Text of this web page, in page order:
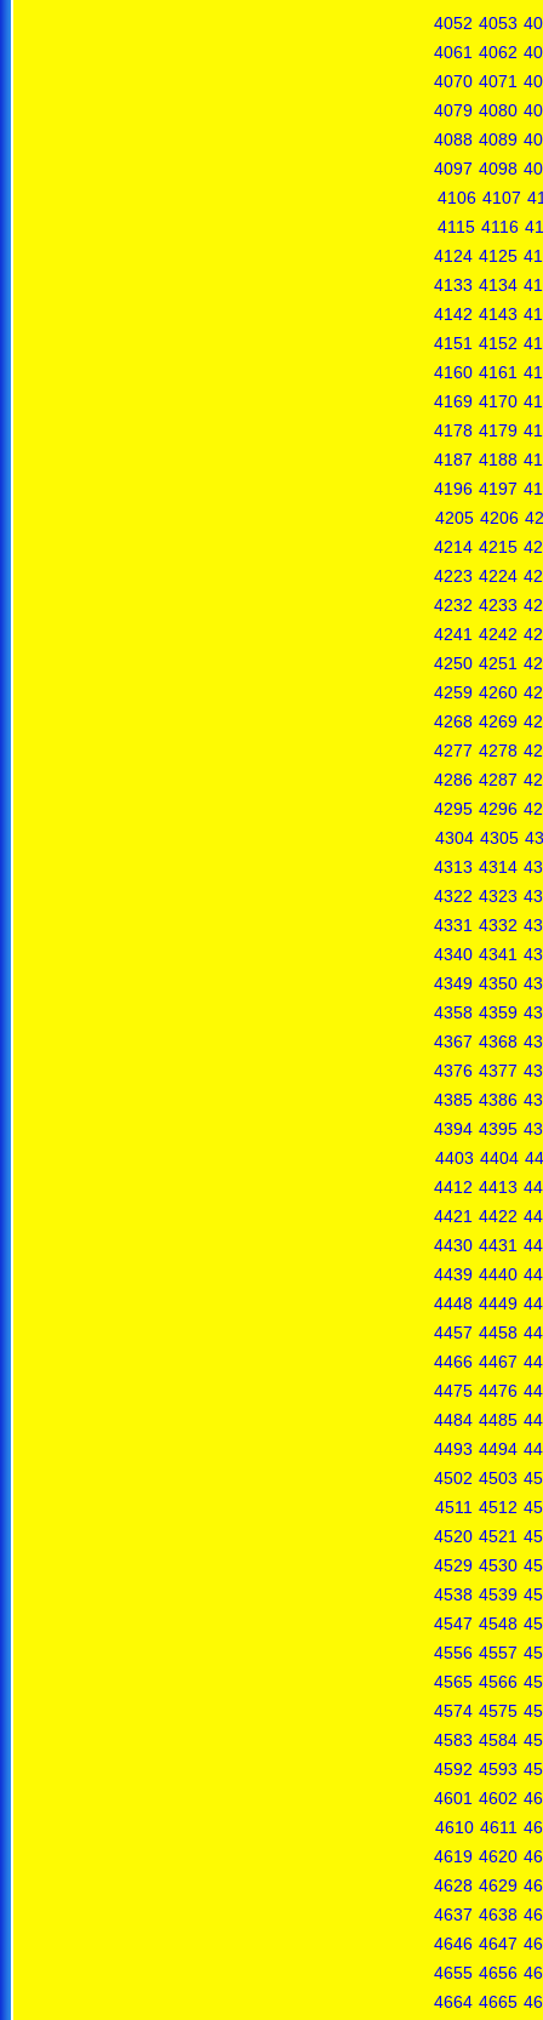
4052 4053
4061 4062
4070 4071
4079 4080
4088 4089
4097 4098
4106 4107
4115 4116
4124 4125
4133 4134
4142 4143
4151 4152
4160 4161
4169 4170
4178 4179
4187 4188
4196 4197
4205 4206
4214 4215
4223 4224
4232 4233
4241 4242
4250 4251
4259 4260
4268 4269
4277 4278
4286 4287
4295 4296
4304 4305
4313 4314
4322 4323
4331 4332
4340 4341
4349 4350
4358 4359
4367 4368
4376 4377
4385 4386
4394 4395
4403 4404
4412 4413
4421 4422
4430 4431
4439 4440
4448 4449
4457 4458
4466 4467
4475 4476
4484 4485
4493 4494
4502 4503
4511 4512
4520 4521
4529 4530
4538 4539
4547 4548
4556 4557
4565 4566
4574 4575
4583 4584
4592 4593
4601 4602
4610 4611
4619 4620
4628 4629
4637 4638
4646 4647
4655 4656
4664 4665